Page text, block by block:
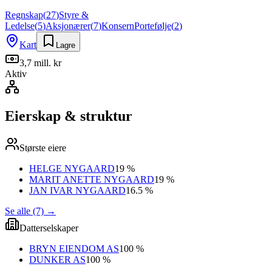
Regnskap(27)Styre &
Ledelse(5)Aksjonærer(7)KonsernPortefølje(2)
Kart
Lagre
3,7 mill. kr
Aktiv
Eierskap & struktur
Største eiere
HELGE NYGAARD19 %
MARIT ANETTE NYGAARD19 %
JAN IVAR NYGAARD16.5 %
Se alle (7) →
Datterselskaper
BRYN EIENDOM AS100 %
DUNKER AS100 %